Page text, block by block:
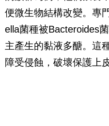
便微生物結構改變。專
ella菌種被Bacteroides
主產生的黏液多醣。這
障受侵蝕，破壞保護上